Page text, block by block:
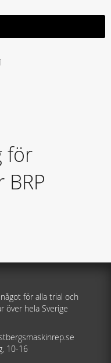
för
för alla trial och
över hela Sverige
10-16